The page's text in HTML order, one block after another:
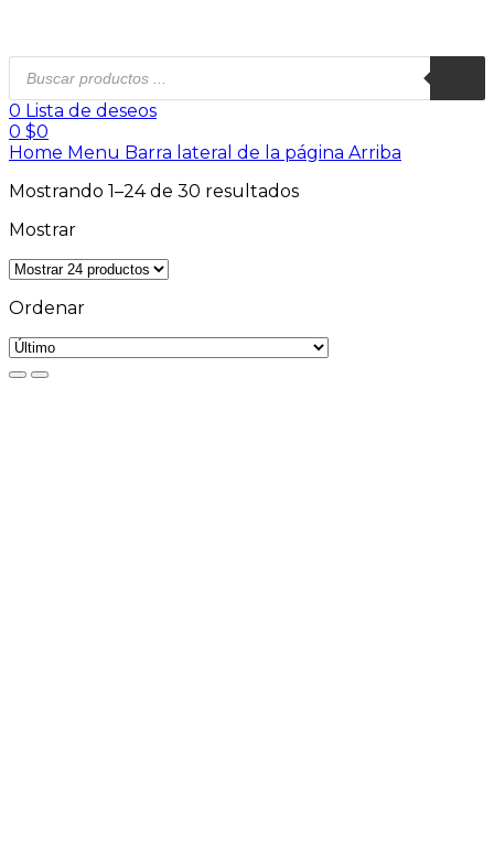
0 Lista de deseos
0 $0
Home Menu Barra lateral de la página Arriba
Mostrando 1–24 de 30 resultados
Mostrar
Ordenar